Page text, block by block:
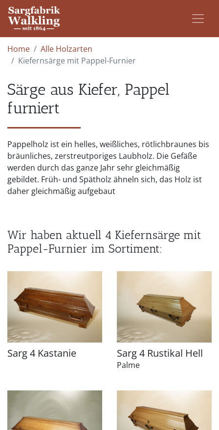
Home
Alle Holzarten
Kiefernsärge mit Pappel-Furnier
Särge aus Kiefer, Pappel
furniert
Pappelholz ist ein helles, weißliches, rötlichbraunes bis
bräunliches, zerstreutporiges Laubholz. Die Gefäße
werden durch das ganze Jahr sehr gleichmäßig
gebildet. Früh- und Spätholz ähneln sich, das Holz ist
daher gleichmäßig aufgebaut
Wir haben aktuell 4 Kiefernsärge mit
Pappel-Furnier im Sortiment:
Sarg 4 Kastanie Sarg 4 Rustikal Hell
Palme